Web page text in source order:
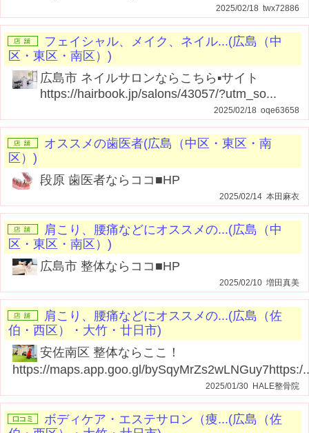
2025/02/18 twx72886
フェイシャル、メイク、ネイル...(広島（中
区・東区・南区）)
広島市 ネイルサロンならこちら▪️サイト
https://hairbook.jp/salons/43057/?utm_so...
2025/02/18 oqe63658
オススメの歯医者(広島（中区・東区・南
区）)
段原 歯医者ならココ■HP
2025/02/14 本田麻衣
肩こり、腰痛などにオススメの...(広島（中
区・東区・南区）)
広島市 整体ならココ■HP
2025/02/10 増田真美
肩こり、腰痛などにオススメの...(広島（佐
伯・西区）・大竹・廿日市)
安佐南区 整体ならここ！
https://maps.app.goo.gl/bySqyMrZs2wLNGuy7https:/
2025/01/30 HALE整骨院
ボディケア・エステサロン（痩...(広島（佐